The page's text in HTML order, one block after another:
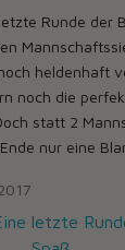
Runde der
heldenhaft
noch die
statt 2
nur eine
letzte